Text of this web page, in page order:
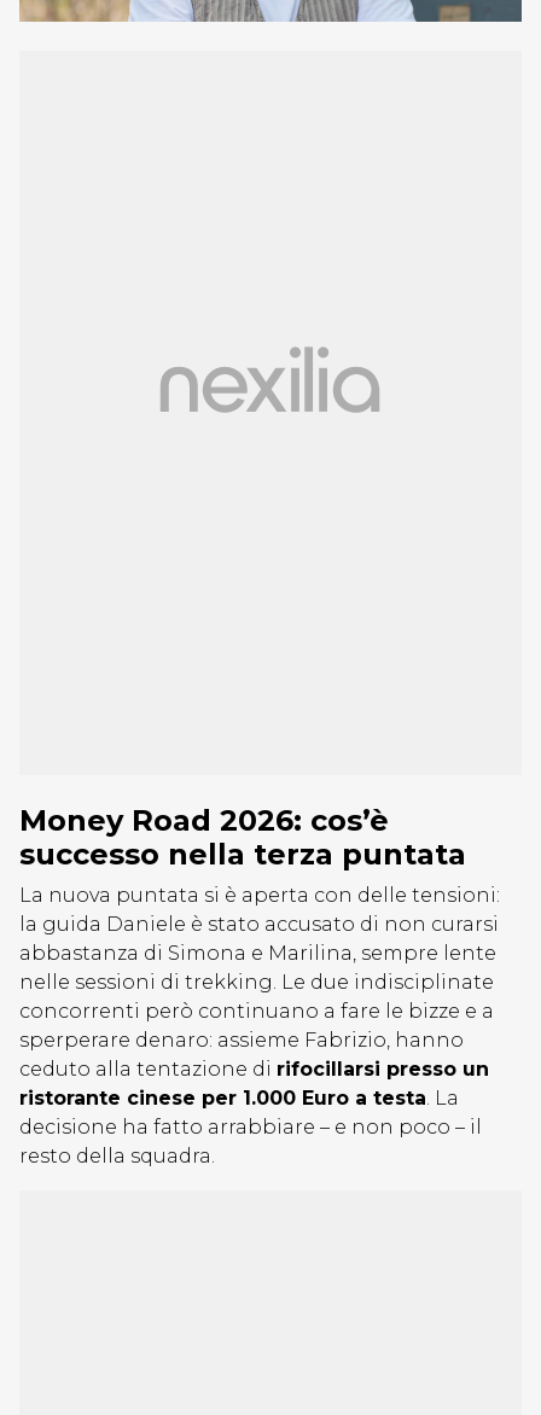
Money Road 2026: cos’è
successo nella terza puntata
La nuova puntata si è aperta con delle tensioni:
la guida Daniele è stato accusato di non curarsi
abbastanza di Simona e Marilina, sempre lente
nelle sessioni di trekking. Le due indisciplinate
concorrenti però continuano a fare le bizze e a
sperperare denaro: assieme Fabrizio, hanno
ceduto alla tentazione di rifocillarsi presso un
ristorante cinese per 1.000 Euro a testa. La
decisione ha fatto arrabbiare – e non poco – il
resto della squadra.